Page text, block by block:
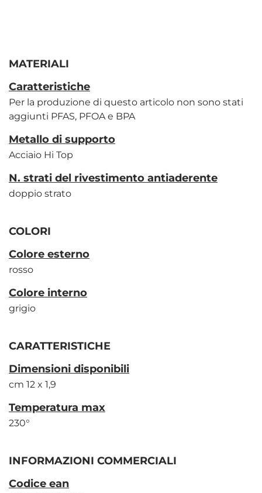
MATERIALI
Caratteristiche
Per la produzione di questo articolo non sono stati
aggiunti PFAS, PFOA e BPA
Metallo di supporto
Acciaio Hi Top
N. strati del rivestimento antiaderente
doppio strato
COLORI
Colore esterno
rosso
Colore interno
grigio
CARATTERISTICHE
Dimensioni disponibili
cm 12 x 1,9
Temperatura max
230°
INFORMAZIONI COMMERCIALI
Codice ean